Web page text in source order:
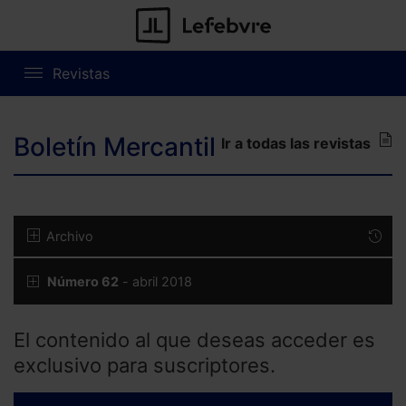
Revistas
Boletín Mercantil Ir a todas las revistas
Archivo
Número 62 - abril 2018
El contenido al que deseas acceder es
exclusivo para suscriptores.